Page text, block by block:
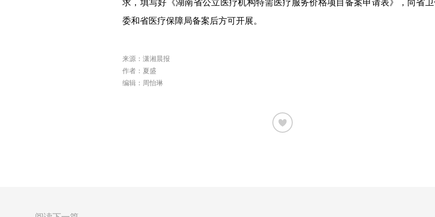
求，填写好《湖南省公立医疗机构特需医疗服务价格项目备案申请表》，向省
委和省医疗保障局备案后方可开展。
来源：潇湘晨报
作者：夏盛
编辑：周怡琳